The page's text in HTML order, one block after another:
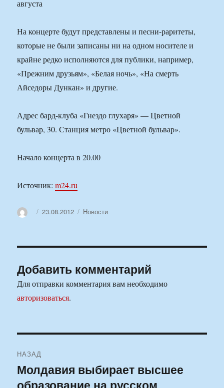
На концерте будут представлены и песни-раритеты,
которые не были записаны ни на одном носителе и
крайне редко исполняются для публики, например,
«Прежним друзьям», «Белая ночь», «На смерть
Айседоры Дункан» и другие.
Адрес бард-клуба «Гнездо глухаря» — Цветной
бульвар, 30. Станция метро «Цветной бульвар».
Начало концерта в 20.00
Источник:m24.ru
АвторОпубликовано
23.08.2012 Рубрики
Новости
Добавить комментарий
Для отправки комментария вам необходимо
авторизоваться.
по
НАЗАД
Предыдущая
запись:
Молдавия выбирает высшее
образование на русском